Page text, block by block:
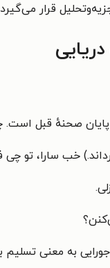
قرار
پایان صحنهٔ قبل
خب سارا، تو
به معنی تسلیم